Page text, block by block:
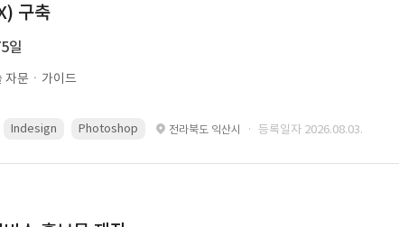
구축
일
자문ㆍ가이드
Indesign Photoshop 전라북도 익산시 · 등록일자 2026.08.03.